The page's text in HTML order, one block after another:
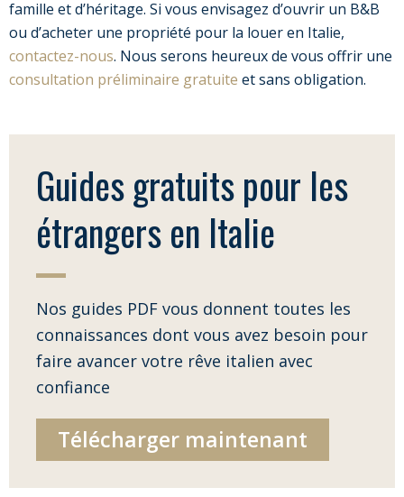
famille et d’héritage. Si vous envisagez d’ouvrir un B&B
ou d’acheter une propriété pour la louer en Italie,
contactez-nous. Nous serons heureux de vous offrir une
consultation préliminaire gratuite et sans obligation.
Guides gratuits pour les
étrangers en Italie
Nos guides PDF vous donnent toutes les
connaissances dont vous avez besoin pour
faire avancer votre rêve italien avec
confiance
Télécharger maintenant